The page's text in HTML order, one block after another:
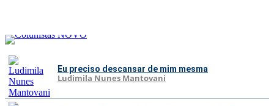
Eu preciso descansar de mim mesma
Ludimila Nunes Mantovani